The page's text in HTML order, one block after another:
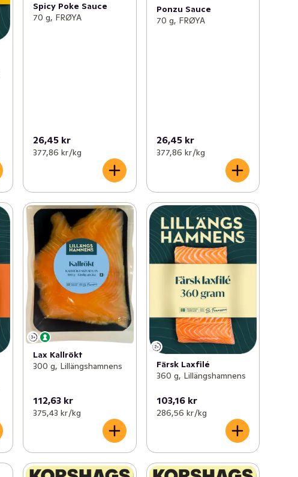
Spicy Poke Sauce
70 g, FRØYA
26,45 kr
377,86 kr /kg
Ponzu Sauce
70 g, FRØYA
26,45 kr
377,86 kr /kg
Lax Kallrökt
300 g, Lillängshamnens
112,63 kr
375,43 kr /kg
Färsk Laxfilé
360 g, Lillängshamnens
103,16 kr
286,56 kr /kg